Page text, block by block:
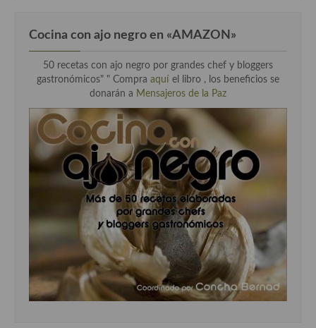
Cocina con ajo negro en «AMAZON»
50 recetas con ajo negro por grandes chef y bloggers
gastronómicos" " Compra aquí el libro , los beneficios se
donarán a Mensajeros de la Paz